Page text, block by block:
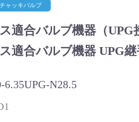
チャッキバルブ
適合バルブ機器（UPG
適合バルブ機器 UPG
N28.5